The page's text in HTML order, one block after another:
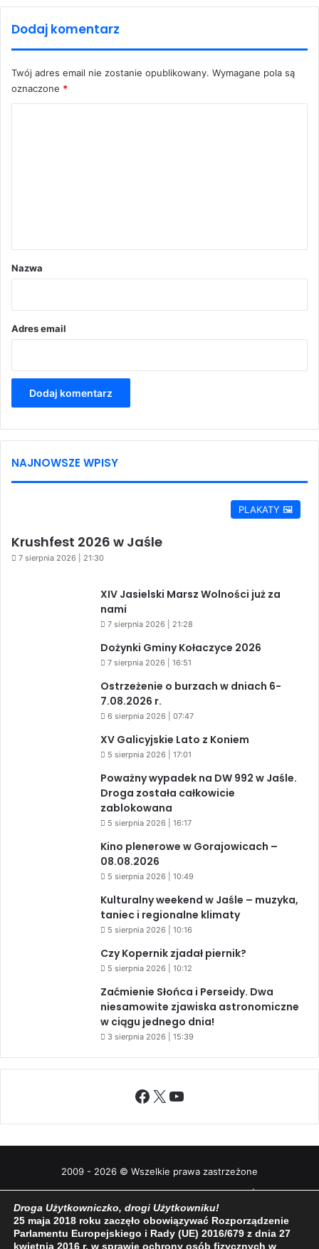
Dodaj komentarz
Twój adres email nie zostanie opublikowany. Wymagane pola są
oznaczone *
rNazwa
Adres email
NAJNOWSZE WPISY
PLAKATY 🖼️
Krushfest 2026 w Jaśle
7 sierpnia 2026 | 21:30
XIV Jasielski Marsz Wolności już za
nami
7 sierpnia 2026 | 21:28
Dożynki Gminy Kołaczyce 2026
7 sierpnia 2026 | 16:51
Ostrzeżenie o burzach w dniach 6-
7.08.2026 r.
6 sierpnia 2026 | 07:47
XV Galicyjskie Lato z Koniem
5 sierpnia 2026 | 17:01
Poważny wypadek na DW 992 w Jaśle.
Droga została całkowicie
zablokowana
5 sierpnia 2026 | 16:17
Kino plenerowe w Gorajowicach –
08.08.2026
5 sierpnia 2026 | 10:49
Kulturalny weekend w Jaśle – muzyka,
taniec i regionalne klimaty
5 sierpnia 2026 | 10:16
Czy Kopernik zjadał piernik?
5 sierpnia 2026 | 10:12
Zaćmienie Słońca i Perseidy. Dwa
niesamowite zjawiska astronomiczne
w ciągu jednego dnia!
3 sierpnia 2026 | 15:39
Facebook
X YouTube
2009 - 2026 © Wszelkie prawa zastrzeżone
O NAS
REDAKCJA
POLITYKA PRYWATNOŚCI
Droga Użytkowniczko, drogi Użytkowniku!
25 maja 2018 roku zaczęło obowiązywać Rozporządzenie
Parlamentu Europejskiego i Rady (UE) 2016/679 z dnia 27
kwietnia 2016 r. w sprawie ochrony osób fizycznych w